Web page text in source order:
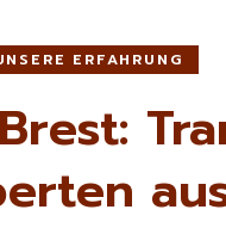
ERFAHRUNG